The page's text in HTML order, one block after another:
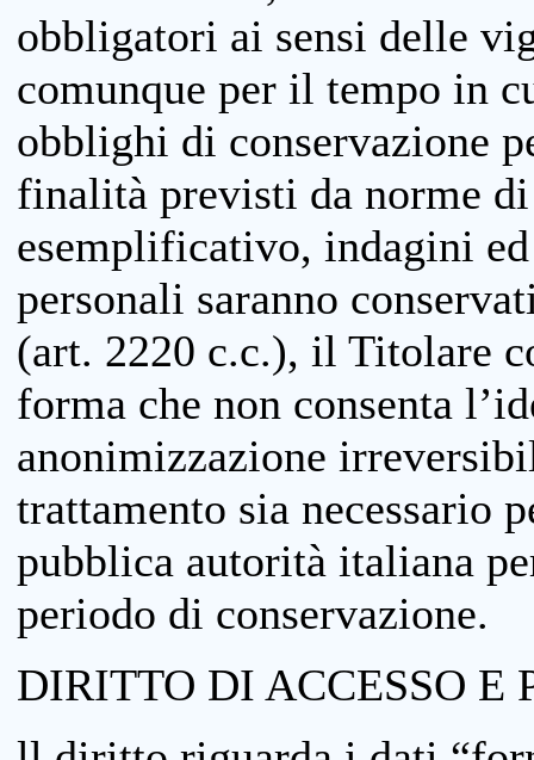
obbligatori ai sensi delle
comunque per il tempo in
obblighi di conservazione
finalità previsti da norme
esemplificativo, indagini
personali saranno
(art. 2220 c.c.), il Titolare
forma che non consenta
anonimizzazione
trattamento sia necessario
pubblica autorità italiana
periodo di conservazione.
DIRITTO DI ACCESSO